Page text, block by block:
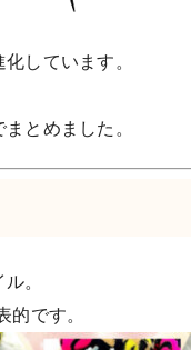
しています。
とめました。
。
的です。